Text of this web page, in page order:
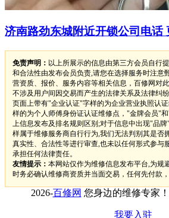
济南路劲东城附近开锁公司电话
免责声明： 以上所展示的信息由第三方会员自行
和合法性由发布会员负责,请您在选择服务时注意
营资质、报价、服务内容等相关信息，百修网对
不涉及用户间因交易而产生的法律关系及法律纠
页面上带有"企业认证"字样的为企业营业执照认
样的为个人师傅身份证认证维修点，"金牌会员"
上信息发布及排名规则区别;对于信息中出现"品
样属于维修服务商自行行为,我们无法判别其是否
真实性、合法性等进行审查,也未以任何形式参与
承担任何法律责任。
友情提示： 本网站仅作为维修信息发布平台,为规
时务必确认维修商资质并当面交易，任何先付款
2026-百修网 您身边的维修专家
我要入驻